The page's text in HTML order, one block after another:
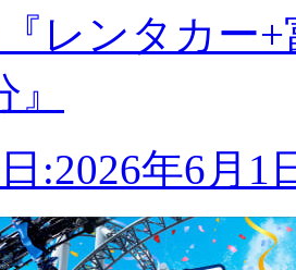
レンタカー
:2026年6月1